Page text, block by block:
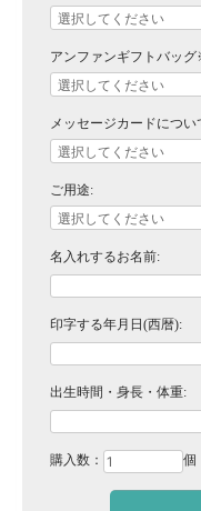
アンファンギフトバッ
メッセージカードについ
ご用途:
名入れするお名前:
印字する年月日(西暦):
出生時間・身長・体重:
購入数： 個